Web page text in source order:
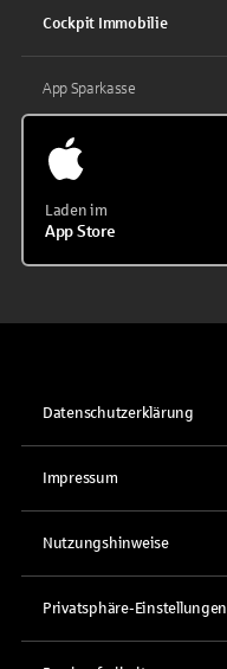
Cockpit Immobilie
App Sparkasse
Laden im
App Store
Datenschutzerklärung
Impressum
Nutzungshinweise
Privatsphäre-Einstellungen